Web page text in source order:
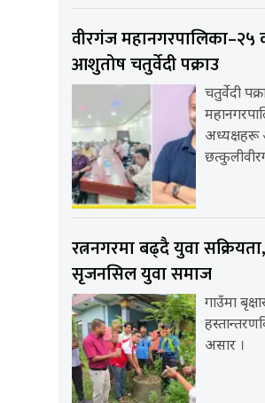
वीरगंज महानगरपालिका–२५
आशुतोष चतुर्वेदी पक्राउ
चतुर्वेदी
अध्यक्षहरू
रत्ननगरमा बढ्दै युवा
सृजनसिल युवा समाज
गाउँमा
असार ।